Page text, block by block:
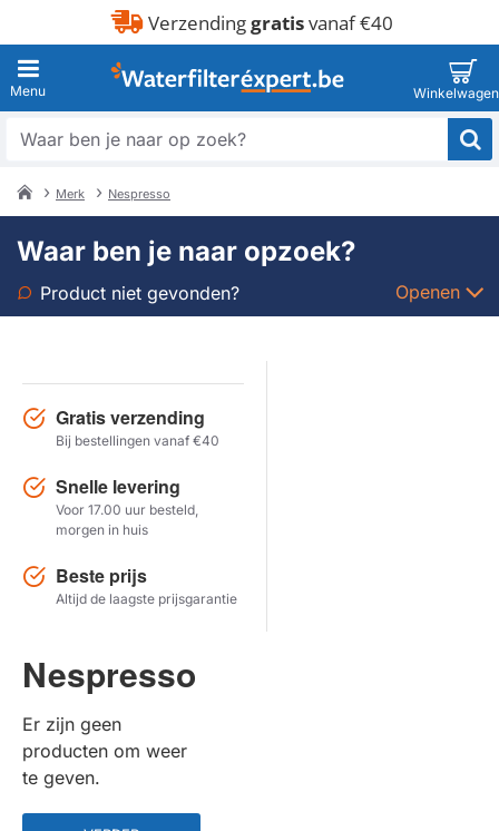
Verzendinggratisvanaf €40
Waar
zoek?
Merk Nespresso
Waar ben je naar opzoek?
Product niet gevonden? Openen
TOON PRODUCTEN
Gratis verzending
Bij bestellingen vanaf €40
Snelle levering
Voor 17.00 uur besteld,
morgen in huis
Beste prijs
Altijd de laagste prijsgarantie
Nespresso
Er zijn geen
producten om weer
te geven.